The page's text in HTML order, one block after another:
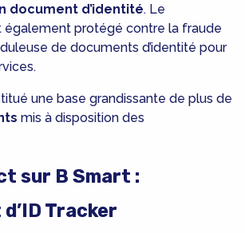
document d’identité. Le
également protégé contre la fraude
de documents d’identité pour
une base grandissante de plus de
mis à disposition des
sur B Smart :
Tracker